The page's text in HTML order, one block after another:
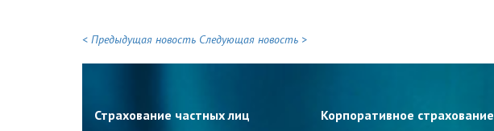
< Предыдущая новость Следующая новость >
Страхование частных лиц Корпоративное страхование